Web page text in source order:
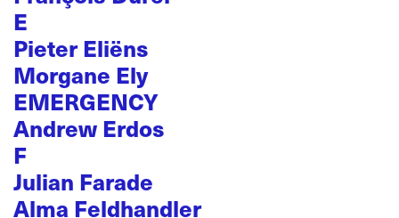
E
Pieter Eliëns
Morgane Ely
EMERGENCY
Andrew Erdos
F
Julian Farade
Alma Feldhandler